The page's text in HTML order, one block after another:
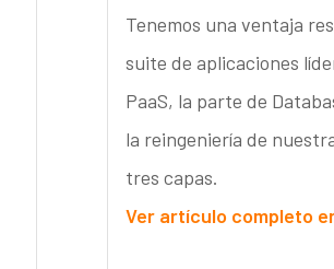
Tenemos una ventaja
suite de aplicaciones
PaaS, la parte de
la reingeniería de
tres capas.
Ver artículo completo